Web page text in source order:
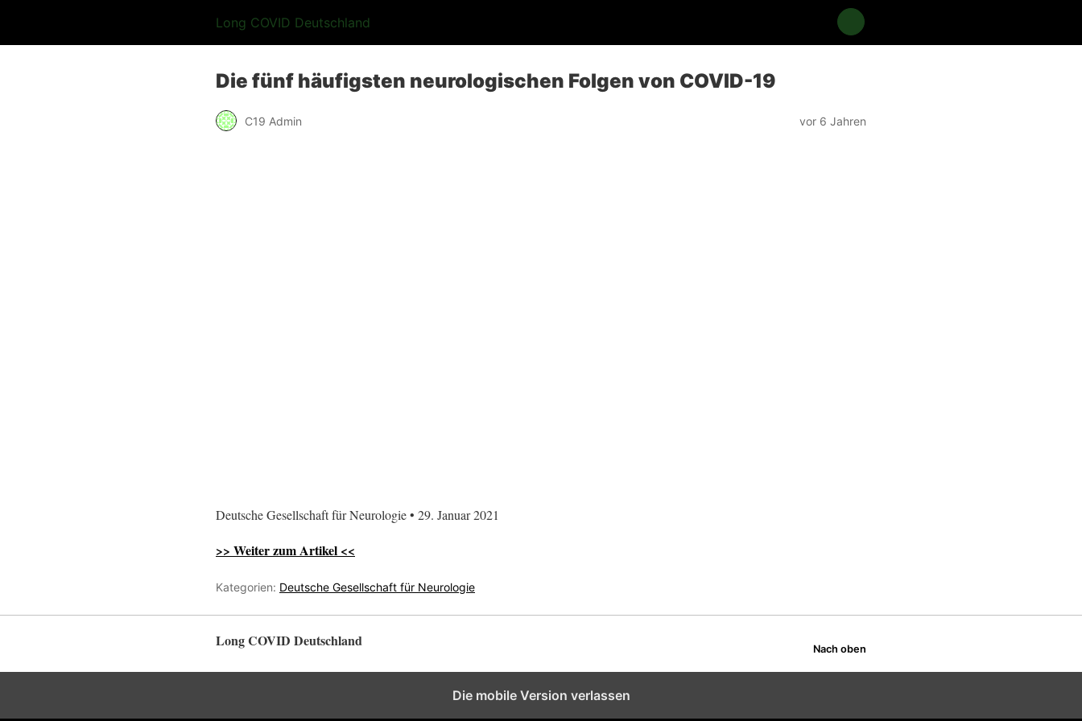
Long COVID Deutschland
Die fünf häufigsten neurologischen Folgen von COVID-19
C19 Admin vor 6 Jahren
Deutsche Gesellschaft für Neurologie • 29. Januar 2021
>> Weiter zum Artikel <<
Kategorien: Deutsche Gesellschaft für Neurologie
Long COVID Deutschland Nach oben
Die mobile Version verlassen